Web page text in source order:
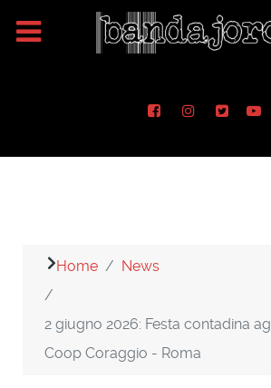
Home News
2 giugno 2026: Festa contadina
Coop Coraggio - Roma